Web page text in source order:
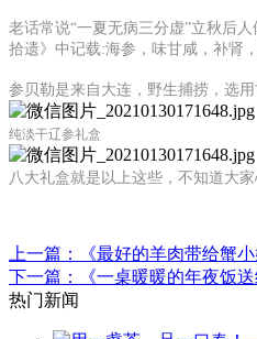
老话常说“一夏无病三分虚”立秋后
拾遗》中记载:海参，味甘咸，补肾
参贝勒是来自大连，野生捕捞，选
纯淡干辽参礼盒
八大礼盒就是以上这些，不知道大
上一篇：《最好的羊肉带给蟹小
下一篇：《一桌暖暖的年夜饭送
热门新闻